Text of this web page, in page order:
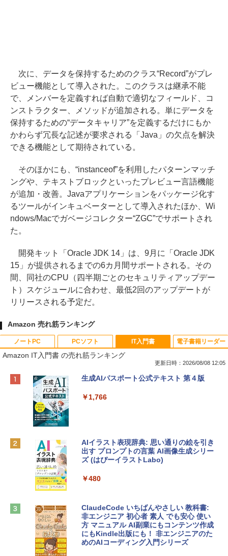
次に、データを保持するためのクラス“Record”がプレ
ビュー機能として導入された。このクラスは継承不能
で、メンバーを定義すれば自動で適切なフィールド、コ
ンストラクター、メソッドが追加される。単にデータを
保持するための“データキャリア”を定義するだけにもか
かわらず冗長な記述が要求される「Java」の欠点を解決
できる機能として期待されている。
そのほかにも、“instanceof”を利用したパターンマッチ
ングや、テキストブロックといったプレビュー言語機能
が追加・改善。Javaアプリケーションをパッケージ化す
るツールがインキュベーターとして導入されたほか、Wi
ndows/Macでガベージコレクター“ZGC”でサポートされ
た。
開発キット「Oracle JDK 14」は、9月に「Oracle JDK
15」が提供されるまでの6カ月間サポートされる。その
間、同社のCPU（四半期ごとのセキュリティアップデー
ト）スケジュールに合わせ、最低2回のアップデートが
リリースされる予定だ。
Amazon 売れ筋ランキング
ノートPC
Apple 2026 MacBook Neo A18 Proチッ
e Intelligenceのために設計、Liquid Ret
￥119,800
ンケース Dell NEC Lavie ASUS HP dyna
￥2,952
Apple 2026 MacBook Air M5チップ搭載
13インチノートブック：AIとApple Intell
PCソフト
Robloxギフトカード - 800 Robux 【限
インゲームコード】 ロブロックス | オン
Robloxギフトカード - 1000 Robux 【限
定バーチャルアイテムを含む】 【オンラ
ラインコード版
Microsoft Office Home & Business 202
4(最新 永続版)|オンラインコード版|Wind
ows11、10/mac対応|PC2台
IT入門書
Amazon IT入門書 の売れ筋ランキング
更新日時：2026/08/08 12:05
生成AIパスポート公式テキスト 第４版
￥1,766
AIイラスト表現辞典: 思い通りの絵を引き
出す プロンプトの言葉 AI画像生成シリー
ズ (はぴーイラストLabo)
￥480
ClaudeCode いちばんやさしい 教科書:
非エンジニア 初心者 素人 でも安心 使い
方 マニュアル AI副業にもコンテンツ作成
にもKindle出版にも！ 非エンジニアのた
めのAIコーディング入門シリーズ
電子書籍リーダー